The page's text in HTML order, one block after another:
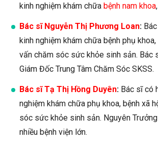
kinh nghiệm khám chữa bệnh nam khoa
Bác sĩ Nguyễn Thị Phương Loan:Bác
kinh nghiệm khám chữa bệnh phụ khoa,
vấn chăm sóc sức khỏe sinh sản. Bác
Giám Đốc Trung Tâm Chăm Sóc SKSS.
Bác sĩ Tạ Thị Hồng Duyên:Bác sĩ có
nghiệm khám chữa phụ khoa, bệnh xã
sóc sức khỏe sinh sản. Nguyên
nhiều bệnh viện lớn.